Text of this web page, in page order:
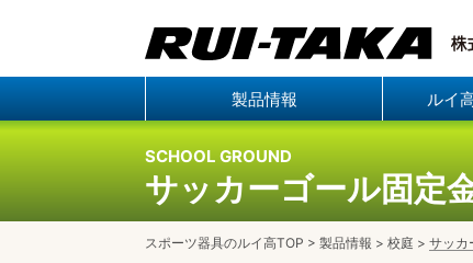
製品情報 ルイ
サッカーゴール固定
SCHOOL GROUND
スポーツ器具のルイ高TOP > 製品情報 > 校庭 > サッカ